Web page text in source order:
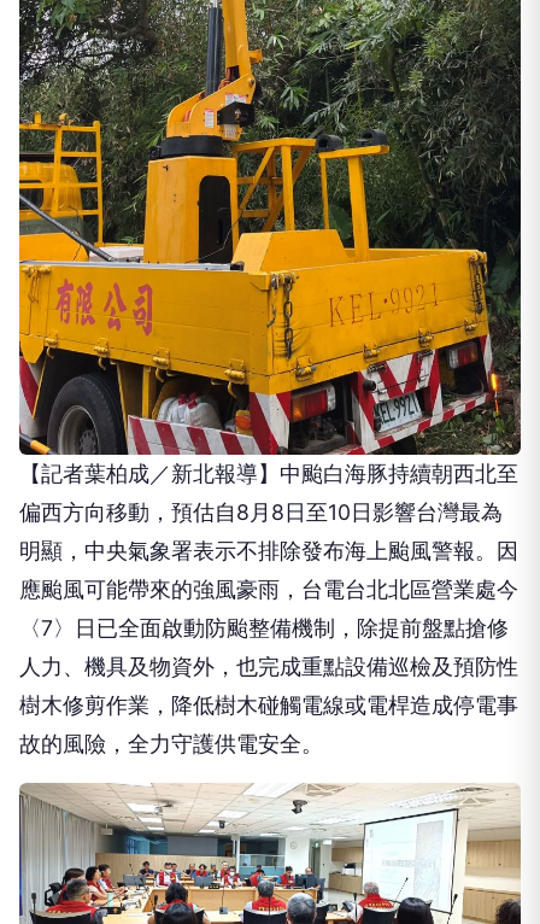
【記者葉柏成／新北報導】中颱白海豚持續朝西北至
偏西方向移動，預估自8月8日至10日影響台灣最為
明顯，中央氣象署表示不排除發布海上颱風警報。因
應颱風可能帶來的強風豪雨，台電台北北區營業處今
〈7〉日已全面啟動防颱整備機制，除提前盤點搶修
人力、機具及物資外，也完成重點設備巡檢及預防性
樹木修剪作業，降低樹木碰觸電線或電桿造成停電事
故的風險，全力守護供電安全。